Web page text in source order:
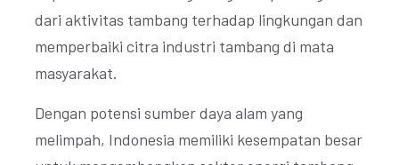
dari aktivitas tambang terhadap lingkungan dan
memperbaiki citra industri tambang di mata
masyarakat.
Dengan potensi sumber daya alam yang
melimpah, Indonesia memiliki kesempatan besar